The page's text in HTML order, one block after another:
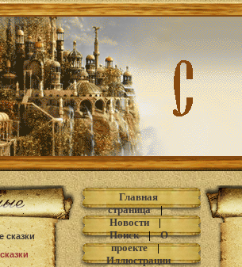
сказки
Главная
страница|
Новости|
Поиск|О
проекте|
Иллюстрации